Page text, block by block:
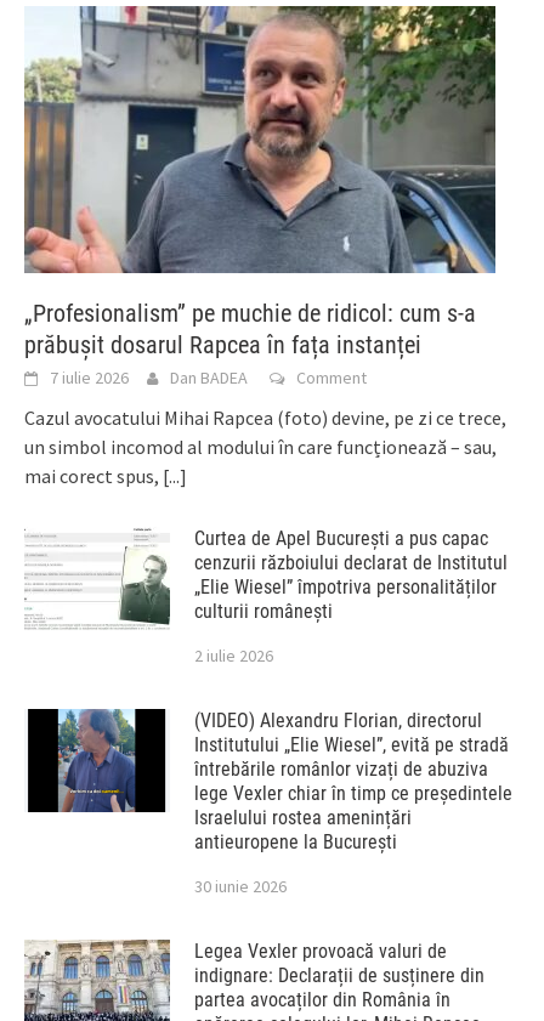
„Profesionalism” pe muchie de ridicol: cum s-a
prăbușit dosarul Rapcea în fața instanței
7 iulie 2026 Dan BADEA Comment
Cazul avocatului Mihai Rapcea (foto) devine, pe zi ce trece,
un simbol incomod al modului în care funcționează – sau,
mai corect spus, [...]
Curtea de Apel București a pus capac
cenzurii războiului declarat de Institutul
„Elie Wiesel” împotriva personalităților
culturii românești
2 iulie 2026
(VIDEO) Alexandru Florian, directorul
Institutului „Elie Wiesel”, evită pe stradă
întrebările românlor vizați de abuziva
lege Vexler chiar în timp ce președintele
Israelului rostea amenințări
antieuropene la București
30 iunie 2026
Legea Vexler provoacă valuri de
indignare: Declarații de susținere din
partea avocaților din România în